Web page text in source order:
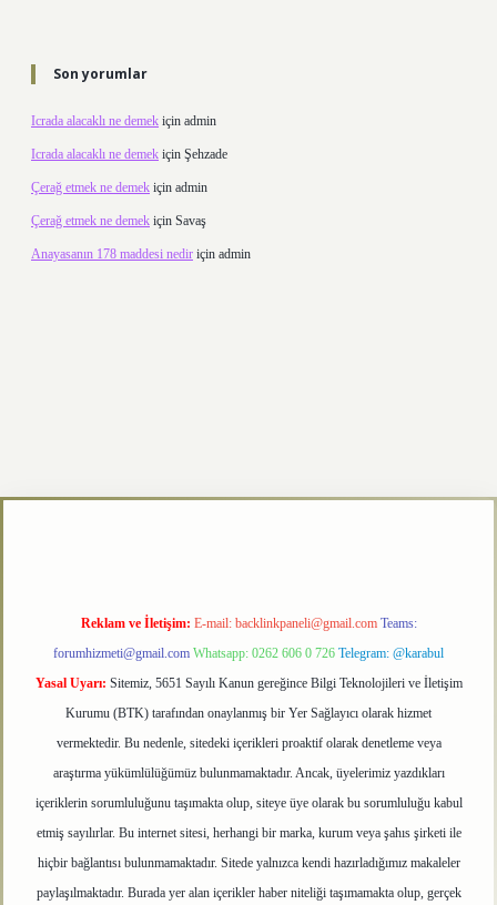
Son yorumlar
Icrada alacaklı ne demek için admin
Icrada alacaklı ne demek için Şehzade
Çerağ etmek ne demek için admin
Çerağ etmek ne demek için Savaş
Anayasanın 178 maddesi nedir için admin
Reklam ve İletişim: E-mail: backlinkpaneli@gmail.com Teams:
forumhizmeti@gmail.com Whatsapp: 0262 606 0 726 Telegram: @karabul
Yasal Uyarı: Sitemiz, 5651 Sayılı Kanun gereğince Bilgi Teknolojileri ve İletişim
Kurumu (BTK) tarafından onaylanmış bir Yer Sağlayıcı olarak hizmet
vermektedir. Bu nedenle, sitedeki içerikleri proaktif olarak denetleme veya
araştırma yükümlülüğümüz bulunmamaktadır. Ancak, üyelerimiz yazdıkları
içeriklerin sorumluluğunu taşımakta olup, siteye üye olarak bu sorumluluğu kabul
etmiş sayılırlar. Bu internet sitesi, herhangi bir marka, kurum veya şahıs şirketi ile
hiçbir bağlantısı bulunmamaktadır. Sitede yalnızca kendi hazırladığımız makaleler
paylaşılmaktadır. Burada yer alan içerikler haber niteliği taşımamakta olup, gerçek